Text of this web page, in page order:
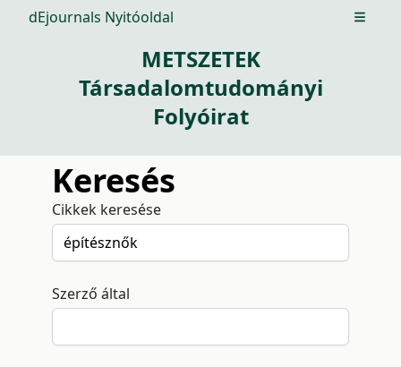
dEjournals Nyitóoldal Open
METSZETEK
Társadalomtudományi
Folyóirat
Keresés
Cikkek keresése
Szerző által